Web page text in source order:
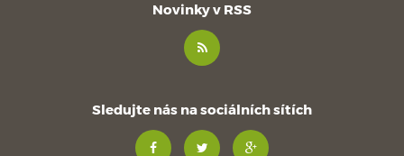
Novinky v RSS
Sledujte nás na sociálních sítích